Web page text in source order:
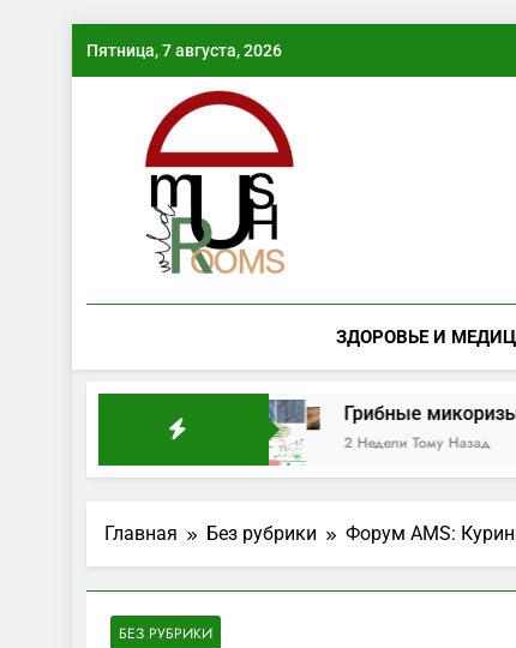
содержимому
Пятница, 7 августа, 2026
ЗДОРОВЬЕ И
Грибные микоризы
2 Недели Тому Назад
Главная Без рубрики Форум AMS:
БЕЗ РУБРИКИ